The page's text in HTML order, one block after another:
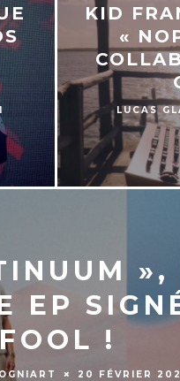
KID
«
LUCAS
»,
EP
FOOL !
20 FÉVRIER